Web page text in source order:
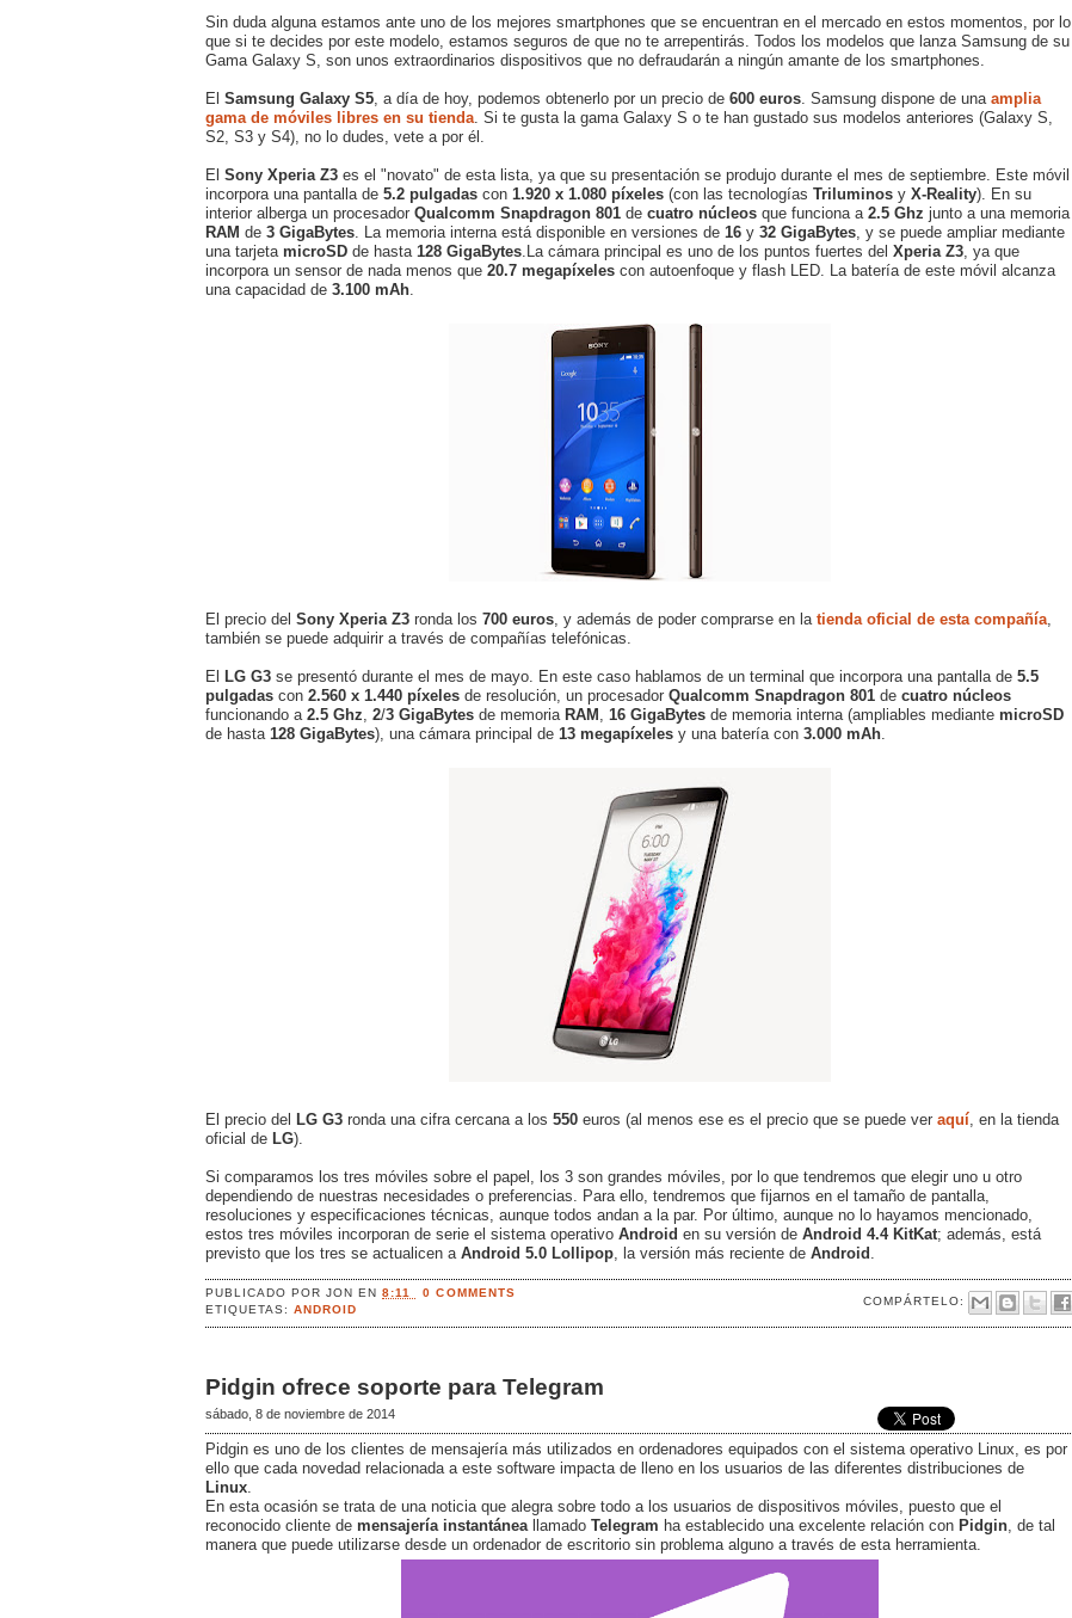
Sin duda alguna estamos ante uno de los mejores smartphones que se encuentran en el mercado en estos momentos, por lo
que si te decides por este modelo, estamos seguros de que no te arrepentirás. Todos los modelos que lanza Samsung de su
Gama Galaxy S, son unos extraordinarios dispositivos que no defraudarán a ningún amante de los smartphones.
El Samsung Galaxy S5 , a día de hoy, podemos obtenerlo por un precio de 600 euros . Samsung dispone de una amplia
gama de móviles libres en su tienda . Si te gusta la gama Galaxy S o te han gustado sus modelos anteriores (Galaxy S,
S2, S3 y S4), no lo dudes, vete a por él.
El Sony Xperia Z3 es el "novato" de esta lista, ya que su presentación se produjo durante el mes de septiembre. Este móvil
incorpora una pantalla de 5.2 pulgadas con 1.920 x 1.080 píxeles (con las tecnologías Triluminos y X-Reality). En su
interior alberga un procesador Qualcomm Snapdragon 801 de cuatro núcleos que funciona a 2.5 Ghz junto a una memoria
RAM de 3 GigaBytes . La memoria interna está disponible en versiones de 16 y 32 GigaBytes , y se puede ampliar mediante
una tarjeta microSD de hasta 128 GigaBytes .La cámara principal es uno de los puntos fuertes del Xperia Z3 , ya que
incorpora un sensor de nada menos que 20.7 megapíxeles con autoenfoque y flash LED. La batería de este móvil alcanza
una capacidad de 3.100 mAh
El precio del Sony Xperia Z3 ronda los 700 euros , y además de poder comprarse en la tienda oficial de esta compañía
también se puede adquirir a través de compañías telefónicas.
El LG G3 se presentó durante el mes de mayo. En este caso hablamos de un terminal que incorpora una pantalla de 5.5
pulgadas con 2.560 x 1.440 píxeles de resolución, un procesador Qualcomm Snapdragon 801 de cuatro núcleos
funcionando a 2.5 Ghz 2/3 GigaBytes de memoria RAM 16 GigaBytes de memoria interna (ampliables mediante microSD
de hasta 128 GigaBytes), una cámara principal de 13 megapíxeles y una batería con 3.000 mAh
El precio del LG G3 ronda una cifra cercana a los 550 euros (al menos ese es el precio que se puede ver aquí , en la tienda
oficial de LG).
Si comparamos los tres móviles sobre el papel, los 3 son grandes móviles, por lo que tendremos que elegir uno u otro
dependiendo de nuestras necesidades o preferencias. Para ello, tendremos que fijarnos en el tamaño de pantalla,
resoluciones y especificaciones técnicas, aunque todos andan a la par. Por último, aunque no lo hayamos mencionado,
estos tres móviles incorporan de serie el sistema operativo Android en su versión de Android 4.4 KitKat; además, está
previsto que los tres se actualicen a Android 5.0 Lollipop , la versión más reciente de Android
PUBLICADO PORJONEN8:11 0 COMMENTS
COMPÁRTELO:
ETIQUETAS:ANDROID
Pidgin ofrece soporte para Telegram
sábado, 8 de noviembre de 2014
Pidgin es uno de los clientes de mensajería más utilizados en ordenadores equipados con el sistema operativo Linux, es por
ello que cada novedad relacionada a este software impacta de lleno en los usuarios de las diferentes distribuciones de
Linux
En esta ocasión se trata de una noticia que alegra sobre todo a los usuarios de dispositivos móviles, puesto que el
reconocido cliente de mensajería instantánea llamado Telegram ha establecido una excelente relación con Pidgin , de tal
manera que puede utilizarse desde un ordenador de escritorio sin problema alguno a través de esta herramienta.